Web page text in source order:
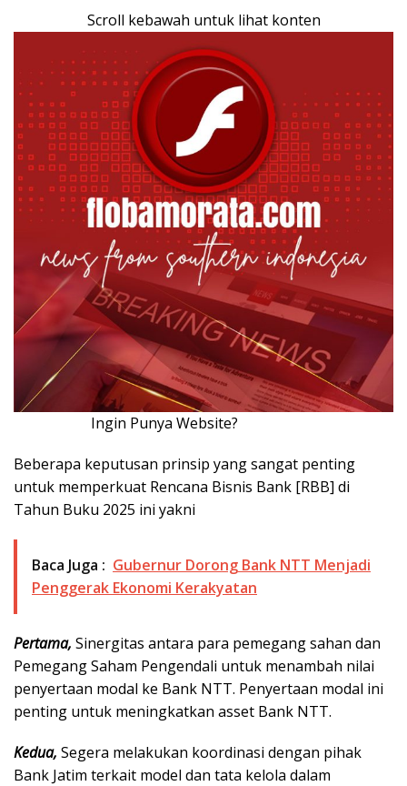
Scroll kebawah untuk lihat konten
Ingin Punya Website?
Beberapa keputusan prinsip yang sangat penting
untuk memperkuat Rencana Bisnis Bank [RBB] di
Tahun Buku 2025 ini yakni
Baca Juga : Gubernur Dorong Bank NTT Menjadi
Penggerak Ekonomi Kerakyatan
Pertama, Sinergitas antara para pemegang sahan dan
Pemegang Saham Pengendali untuk menambah nilai
penyertaan modal ke Bank NTT. Penyertaan modal ini
penting untuk meningkatkan asset Bank NTT.
Kedua, Segera melakukan koordinasi dengan pihak
Bank Jatim terkait model dan tata kelola dalam